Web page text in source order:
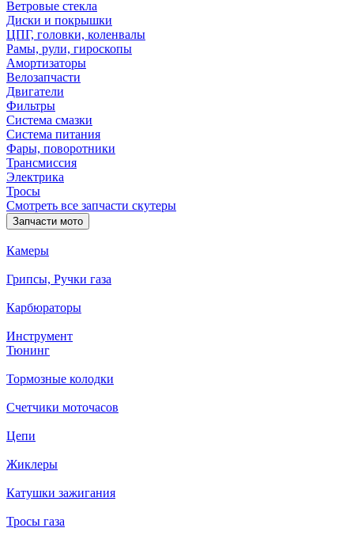
Ветровые стекла
Диски и покрышки
ЦПГ, головки, коленвалы
Рамы, рули, гироскопы
Амортизаторы
Велозапчасти
Двигатели
Фильтры
Система смазки
Система питания
Фары, поворотники
Трансмиссия
Электрика
Тросы
Смотреть все запчасти скутеры
Запчасти мото
Камеры
Грипсы, Ручки газа
Карбюраторы
Инструмент
Тюнинг
Тормозные колодки
Счетчики моточасов
Цепи
Жиклеры
Катушки зажигания
Тросы газа